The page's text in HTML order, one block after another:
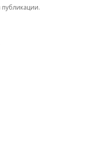
публикации.